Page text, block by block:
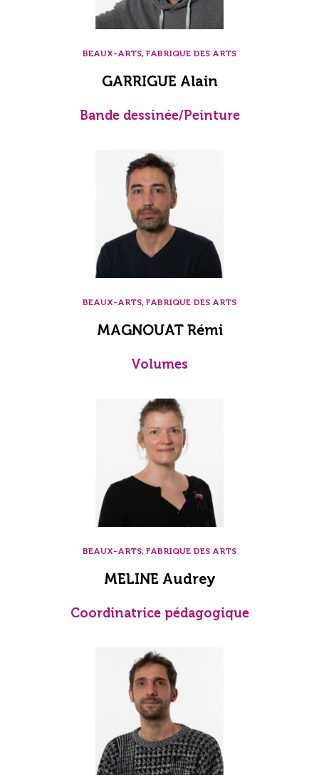
BEAUX-ARTS, FABRIQUE DES ARTS
GARRIGUE Alain
Bande dessinée/Peinture
BEAUX-ARTS, FABRIQUE DES ARTS
MAGNOUAT Rémi
Volumes
BEAUX-ARTS, FABRIQUE DES ARTS
MELINE Audrey
Coordinatrice pédagogique